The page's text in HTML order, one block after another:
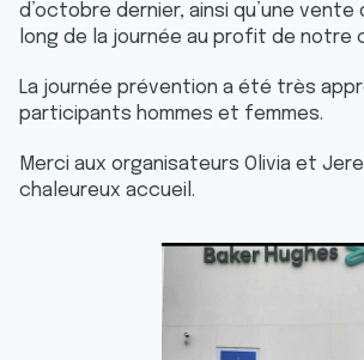
d’octobre dernier, ainsi qu’une
long de la journée au profit de notre
La journée prévention a été très
participants hommes et femmes.
Merci aux organisateurs Olivia et
chaleureux accueil.